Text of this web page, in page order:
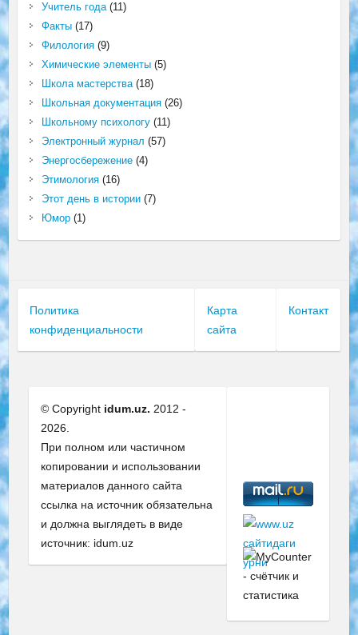
Учитель года(11)
Факты(17)
Филология(9)
Химические элементы(5)
Школа мастерства(18)
Школьная документация(26)
Школьному психологу(11)
Электронный журнал (57)
Энергосбережение(4)
Этимология(16)
Этот день в истории(7)
Юмор(1)
Политика
конфиденциальности
Карта
сайта
Контакт
© Copyright idum.uz. 2012 -
2026.
При полном или частичном
копировании и использовании
материалов данного сайта
ссылка на источник обязательна
и должна выглядеть в виде
источник: idum.uz